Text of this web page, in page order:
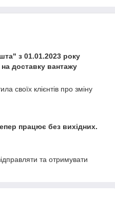
з 01.01.2023 року
доставку вантажу
своїх клієнтів про зміну
працює без вихідних.
та отримувати